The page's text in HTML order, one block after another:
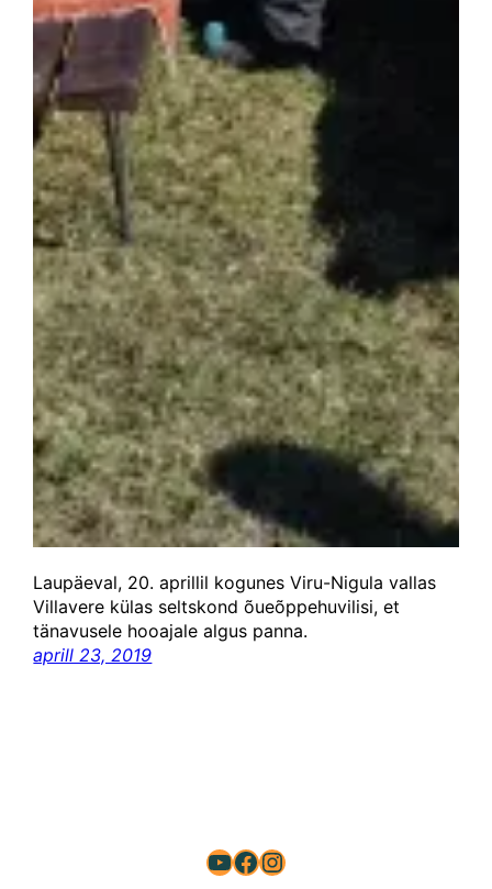
Laupäeval, 20. aprillil kogunes Viru-Nigula vallas
Villavere külas seltskond õueõppehuvilisi, et
tänavusele hooajale algus panna.
aprill 23, 2019
YouTube
Facebook
Instagram